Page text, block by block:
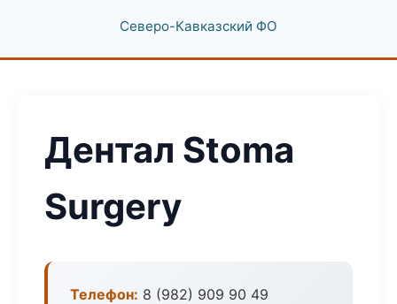
Северо-Кавказский ФО
Дентал Stoma
Surgery
Телефон: 8 (982) 909 90 49